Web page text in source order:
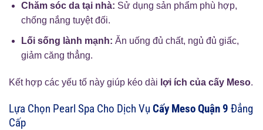
Chăm sóc da tại nhà: Sử dụng sản phẩm phù hợp,
chống nắng tuyệt đối.
Lối sống lành mạnh: Ăn uống đủ chất, ngủ đủ giấc,
giảm căng thẳng.
Kết hợp các yếu tố này giúp kéo dài lợi ích của cấy Meso.
Lựa Chọn Pearl Spa Cho Dịch Vụ Cấy Meso Quận 9 Đẳng
Cấp